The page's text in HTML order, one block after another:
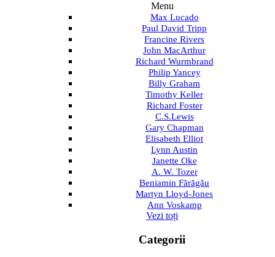
Menu
Max Lucado
Paul David Tripp
Francine Rivers
John MacArthur
Richard Wurmbrand
Philip Yancey
Billy Graham
Timothy Keller
Richard Foster
C.S.Lewis
Gary Chapman
Elisabeth Elliot
Lynn Austin
Janette Oke
A. W. Tozer
Beniamin Fărăgău
Martyn Lloyd-Jones
Ann Voskamp
Vezi toți
Categorii